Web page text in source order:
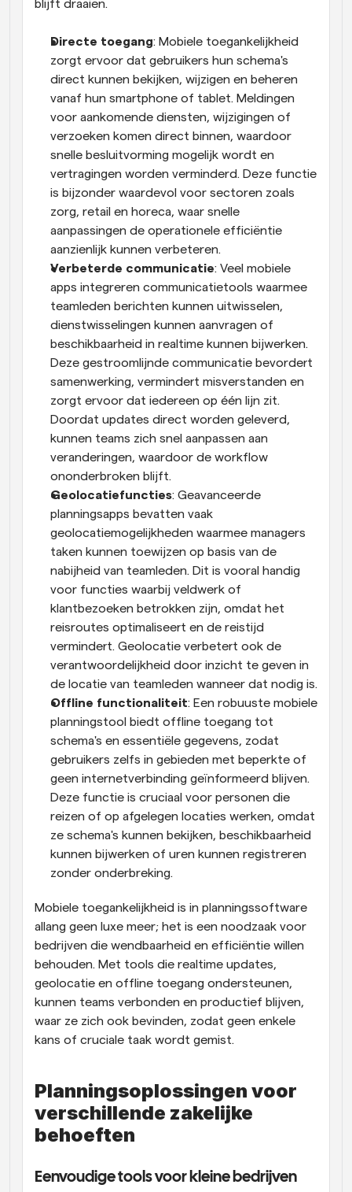
blijft draaien.
Directe toegang: Mobiele toegankelijkheid
zorgt ervoor dat gebruikers hun schema's
direct kunnen bekijken, wijzigen en beheren
vanaf hun smartphone of tablet. Meldingen
voor aankomende diensten, wijzigingen of
verzoeken komen direct binnen, waardoor
snelle besluitvorming mogelijk wordt en
vertragingen worden verminderd. Deze functie
is bijzonder waardevol voor sectoren zoals
zorg, retail en horeca, waar snelle
aanpassingen de operationele efficiëntie
aanzienlijk kunnen verbeteren.
Verbeterde communicatie: Veel mobiele
apps integreren communicatietools waarmee
teamleden berichten kunnen uitwisselen,
dienstwisselingen kunnen aanvragen of
beschikbaarheid in realtime kunnen bijwerken.
Deze gestroomlijnde communicatie bevordert
samenwerking, vermindert misverstanden en
zorgt ervoor dat iedereen op één lijn zit.
Doordat updates direct worden geleverd,
kunnen teams zich snel aanpassen aan
veranderingen, waardoor de workflow
ononderbroken blijft.
Geolocatiefuncties: Geavanceerde
planningsapps bevatten vaak
geolocatiemogelijkheden waarmee managers
taken kunnen toewijzen op basis van de
nabijheid van teamleden. Dit is vooral handig
voor functies waarbij veldwerk of
klantbezoeken betrokken zijn, omdat het
reisroutes optimaliseert en de reistijd
vermindert. Geolocatie verbetert ook de
verantwoordelijkheid door inzicht te geven in
de locatie van teamleden wanneer dat nodig is.
Offline functionaliteit: Een robuuste mobiele
planningstool biedt offline toegang tot
schema's en essentiële gegevens, zodat
gebruikers zelfs in gebieden met beperkte of
geen internetverbinding geïnformeerd blijven.
Deze functie is cruciaal voor personen die
reizen of op afgelegen locaties werken, omdat
ze schema's kunnen bekijken, beschikbaarheid
kunnen bijwerken of uren kunnen registreren
zonder onderbreking.
Mobiele toegankelijkheid is in planningssoftware
allang geen luxe meer; het is een noodzaak voor
bedrijven die wendbaarheid en efficiëntie willen
behouden. Met tools die realtime updates,
geolocatie en offline toegang ondersteunen,
kunnen teams verbonden en productief blijven,
waar ze zich ook bevinden, zodat geen enkele
kans of cruciale taak wordt gemist.
Planningsoplossingen voor
verschillende zakelijke
behoeften
Eenvoudige tools voor kleine bedrijven